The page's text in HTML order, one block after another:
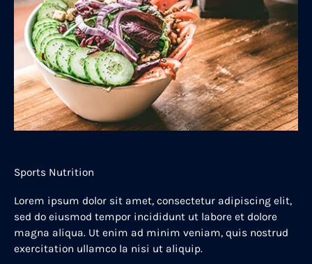
Sports Nutrition
Lorem ipsum dolor sit amet, consectetur adipiscing elit,
sed do eiusmod tempor incididunt ut labore et dolore
magna aliqua. Ut enim ad minim veniam, quis nostrud
exercitation ullamco la nisi ut aliquip.